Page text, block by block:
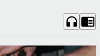
headphones chrome_reader_mode